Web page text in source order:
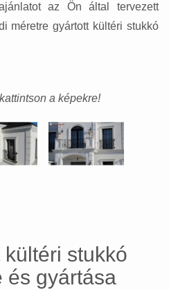
az Ön által tervezett
méretre gyártott kültéri stukkó
a képekre!
stukkó
és gyártása